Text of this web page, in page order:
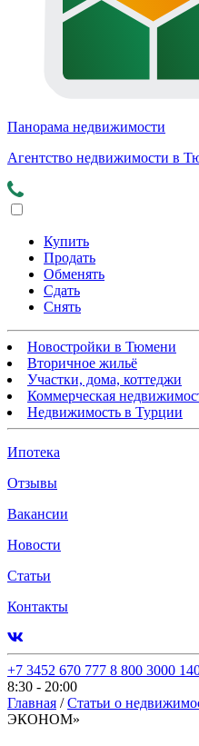
Панорама недвижимости
Агентство недвижимости в
Купить
Продать
Обменять
Сдать
Снять
Новостройки в Тюмени
Вторичное жильё
Участки, дома, коттеджи
Коммерческая
Недвижимость в Турции
Ипотека
Отзывы
Вакансии
Новости
Статьи
Контакты
+7 3452 670 777 8 800 3000
8:30 - 20:00
Главная / Статьи о
ЭКОНОМ»